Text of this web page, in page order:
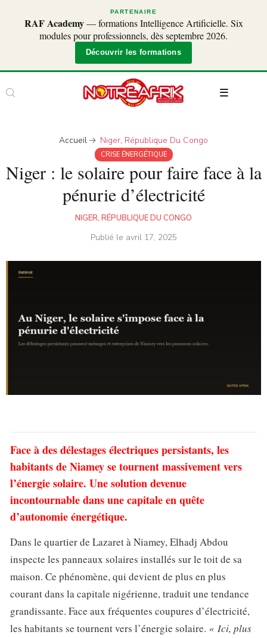
PARTENAIRE
RAF Academy— formations Intelligence Artificielle. Six
modules pour professionnels, dès septembre 2026.
Découvrir les formations
Accueil Niger, République Du Congo
CRISE ÉNERGÉTIQUE
Niger : le solaire pour faire face à la
pénurie d’électricité
NIGER, RÉPUBLIQUE DU CONGO
Publié le avril 17, 2025
Face à des délestages électriques persistants, les
habitants de Niamey se tournent massivement vers
l’énergie solaire. Une solution devenue
incontournable dans une capitale en quête
d’autonomie énergétique.
Dans le quartier de Lazaret à Niamey, Elhadj Abdou
inspecte les panneaux solaires installés sur le toit de sa
maison. Ce phénomène, qui devient de plus en plus
courant dans la capitale nigérienne, traduit une tendance
grandissante. Face aux fréquentes coupures d’électricité,
les habitants se tournent vers l’énergie solaire. « Ici, plus